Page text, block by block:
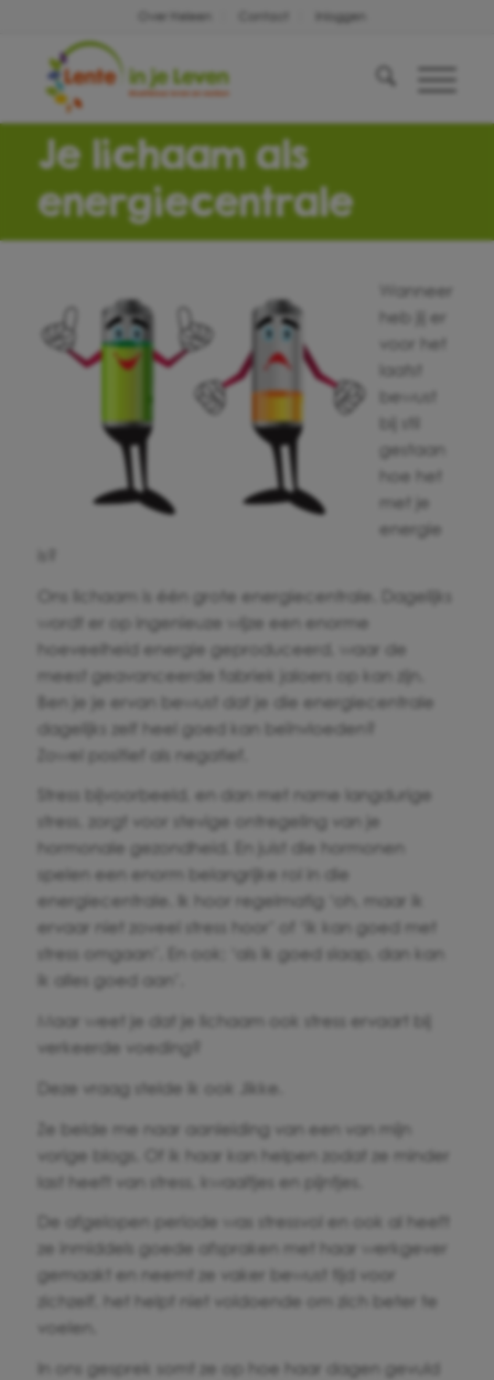
Over Heleen Inloggen
Je lichaam als
energiecentrale
Wanneer
heb jij er
voor het
laatst
bewust
bij stil
gestaan
hoe het
met je
energie
is?
Ons lichaam is één grote energiecentrale. Dagelijks
wordt er op ingenieuze wijze een enorme
hoeveelheid energie geproduceerd, waar de
meest geavanceerde fabriek jaloers op kan zijn.
Ben je je ervan bewust dat je die energiecentrale
dagelijks zelf heel goed kan beïnvloeden?
Zowel positief als negatief.
Stress bijvoorbeeld, en dan met name langdurige
stress, zorgt voor stevige ontregeling van je
hormonale gezondheid. En juist die hormonen
spelen een enorm belangrijke rol in die
energiecentrale. Ik hoor regelmatig ‘oh, maar ik
ervaar niet zoveel stress hoor’ of ‘ik kan goed met
stress omgaan’. En ook; ‘als ik goed slaap, dan kan
ik alles goed aan’.
Maar weet je dat je lichaam ook stress ervaart bij
verkeerde voeding?
Deze vraag stelde ik ook Jikke.
Ze belde me naar aanleiding van een van mijn
vorige blogs. Of ik haar kan helpen zodat ze minder
last heeft van stress, kwaaltjes en pijntjes.
De afgelopen periode was stressvol en ook al heeft
ze inmiddels goede afspraken met haar werkgever
gemaakt en neemt ze vaker bewust tijd voor
zichzelf, het helpt niet voldoende om zich beter te
voelen.
In ons gesprek somt ze op hoe haar dagen gevuld